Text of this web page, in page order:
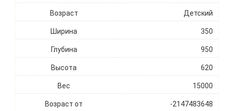
Возраст Детский
Ширина 350
Глубина 950
Высота 620
Вес 15000
Возраст от -2147483648